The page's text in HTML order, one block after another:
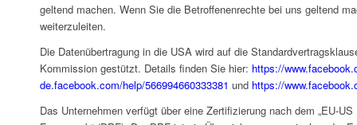
geltend machen. Wenn Sie die Betroffenenrechte bei uns geltend
weiterzuleiten.
Die Datenübertragung in die USA wird auf die
Kommission gestützt. Details finden Sie hier: https://
de.facebook.com/help/566994660333381 und https://
Das Unternehmen verfügt über eine Zertifizierung nach dem „EU-